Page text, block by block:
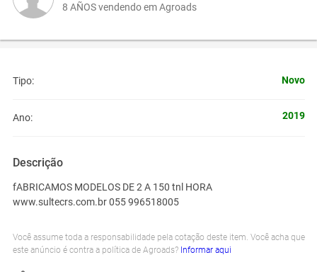
8 AÑOS vendendo em Agroads
Tipo: Novo
Ano: 2019
Descrição
fABRICAMOS MODELOS DE 2 A 150 tnl HORA
www.sultecrs.com.br 055 996518005
Você assume toda a responsabilidade pela cotação deste item. Você acha que
este anúncio é contra a política de Agroads? Informar aqui